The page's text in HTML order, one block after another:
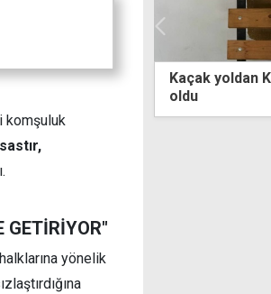
komşuluk
GETİRİYOR"
yönelik
polise teslim
Telefon çalıp
dönünce
pişmanım